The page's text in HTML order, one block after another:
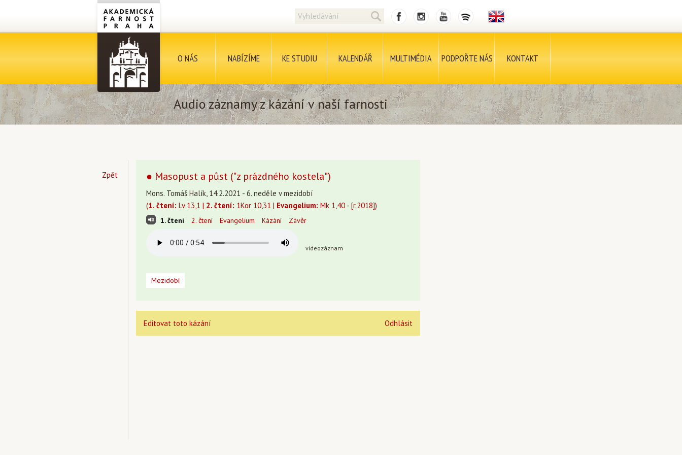
O NÁS NABÍZÍME KE STUDIU KALENDÁŘ MULTIMÉDIA PODPOŘTE NÁS KONTAKT
Audio záznamy z kázání v naší farnosti
Zpět ● Masopust a půst ("z prázdného kostela")
Mons. Tomáš Halík, 14.2.2021 - 6. neděle v mezidobí
(1. čtení: Lv 13,1 | 2. čtení: 1Kor 10,31 | Evangelium: Mk 1,40 - [r.2018])
1. čtení 2. čtení Evangelium Kázání Závěr
videozáznam
Mezidobí
Editovat toto kázání Odhlásit